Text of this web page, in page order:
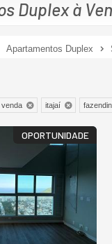
Duplex à
Apartamentos Duplex
venda itajaí
OPORTUNIDADE